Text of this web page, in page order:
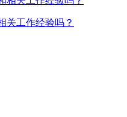
关工作经验吗？